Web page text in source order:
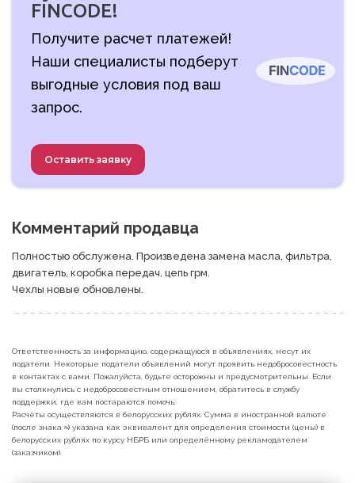
FINCODE!
Получите расчет платежей!
Наши специалисты подберут
выгодные условия под ваш
запрос.
Оставить заявку
Комментарий продавца
Полностью обслужена. Произведена замена масла, фильтра,
двигатель, коробка передач, цепь грм.
Чехлы новые обновлены.
Ответственность за информацию, содержащуюся в объявлениях, несут их
податели. Некоторые податели объявлений могут проявить недобросовестность
в контактах с вами. Пожалуйста, будьте осторожны и предусмотрительны. Если
вы столкнулись с недобросовестным отношением, обратитесь в службу
поддержки, где вам постараются помочь.
Расчёты осуществляются в белорусских рублях. Сумма в иностранной валюте
(после знака ≈) указана как эквивалент для определения стоимости (цены) в
белорусских рублях по курсу НБРБ или определённому рекламодателем
(заказчиком).